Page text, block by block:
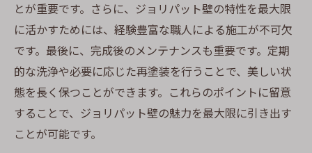
とが重要です。さらに、ジョリパット壁の特性を最大限
に活かすためには、経験豊富な職人による施工が不可欠
です。最後に、完成後のメンテナンスも重要です。定期
的な洗浄や必要に応じた再塗装を行うことで、美しい状
態を長く保つことができます。これらのポイントに留意
することで、ジョリパット壁の魅力を最大限に引き出す
ことが可能です。